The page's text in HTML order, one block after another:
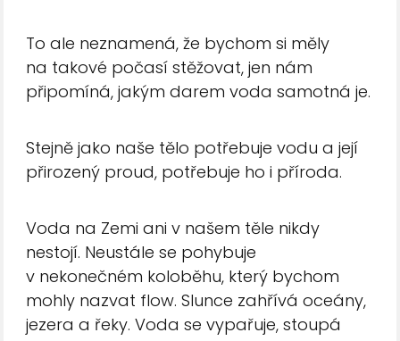
To ale neznamená, že bychom si měly
na takové počasí stěžovat, jen nám
připomíná, jakým darem voda samotná je.
Stejně jako naše tělo potřebuje vodu a její
přirozený proud, potřebuje ho i příroda.
Voda na Zemi ani v našem těle nikdy
nestojí. Neustále se pohybuje
v nekonečném koloběhu, který bychom
mohly nazvat flow. Slunce zahřívá oceány,
jezera a řeky. Voda se vypařuje, stoupá